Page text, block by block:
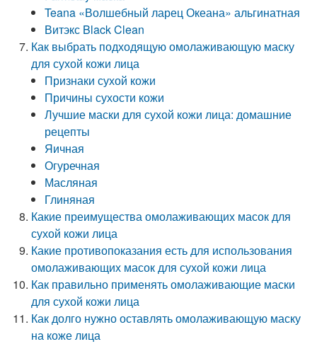
Teana «Волшебный ларец Океана» альгинатная
Витэкс Black Clean
Как выбрать подходящую омолаживающую маску
для сухой кожи лица
Признаки сухой кожи
Причины сухости кожи
Лучшие маски для сухой кожи лица: домашние
рецепты
Яичная
Огуречная
Масляная
Глиняная
Какие преимущества омолаживающих масок для
сухой кожи лица
Какие противопоказания есть для использования
омолаживающих масок для сухой кожи лица
Как правильно применять омолаживающие маски
для сухой кожи лица
Как долго нужно оставлять омолаживающую маску
на коже лица